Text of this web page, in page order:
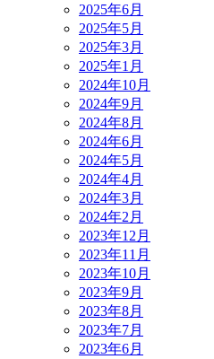
2025年6月
2025年5月
2025年3月
2025年1月
2024年10月
2024年9月
2024年8月
2024年6月
2024年5月
2024年4月
2024年3月
2024年2月
2023年12月
2023年11月
2023年10月
2023年9月
2023年8月
2023年7月
2023年6月